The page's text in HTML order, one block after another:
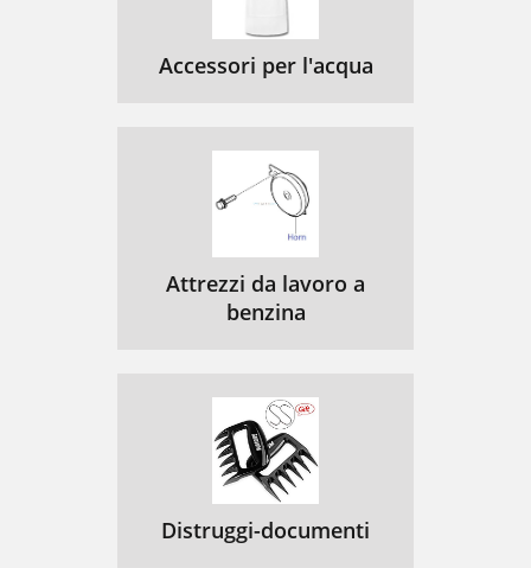
Accessori per l'acqua
Attrezzi da lavoro a
benzina
Distruggi-documenti